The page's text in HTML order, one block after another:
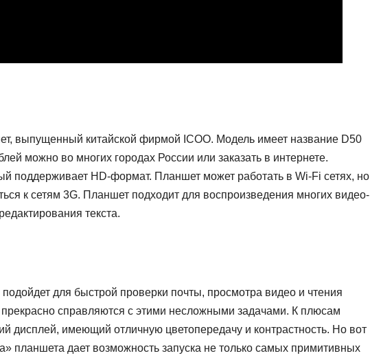
выпущенный китайской фирмой ICOO. Модель имеет название D50
можно во многих городах России или заказать в интернете.
поддерживает HD-формат. Планшет может работать в Wi-Fi сетях, но
к сетям 3G. Планшет подходит для воспроизведения многих видео-
текста.
для быстрой проверки почты, просмотра видео и чтения
справляются с этими несложными задачами. К плюсам
дисплей, имеющий отличную цветопередачу и контрастность. Но вот
планшета дает возможность запуска не только самых примитивных